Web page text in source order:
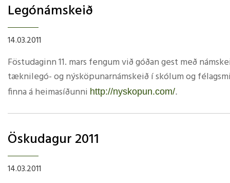
Grunnskóla Bakkafjarðar.
Lokahátíð Stóru upplestrarkeppninnar í 7. bekk
Á milli upplestraratriða koma fram nemendur úr
skólanna eru hvattir til að koma og hlýða á það sem
Fh. Undirbúningsnefndar
Sigurður Aðalgeirsson
Skólaþjónustu Norðurþings
Legónámskeið
14.03.2011
Föstudaginn 11. mars fengum við góðan gest með
tæknilegó- og nýsköpunarnámskeið í skólum og
finna á heimasíðunni http://nyskopun.com/.
áhugi og vinnusemi var meðal nemenda þar sem þau
dekkjum o.fl. Áhuginn var ekki síðri meðal starfsmanna
Öskudagur 2011
14.03.2011